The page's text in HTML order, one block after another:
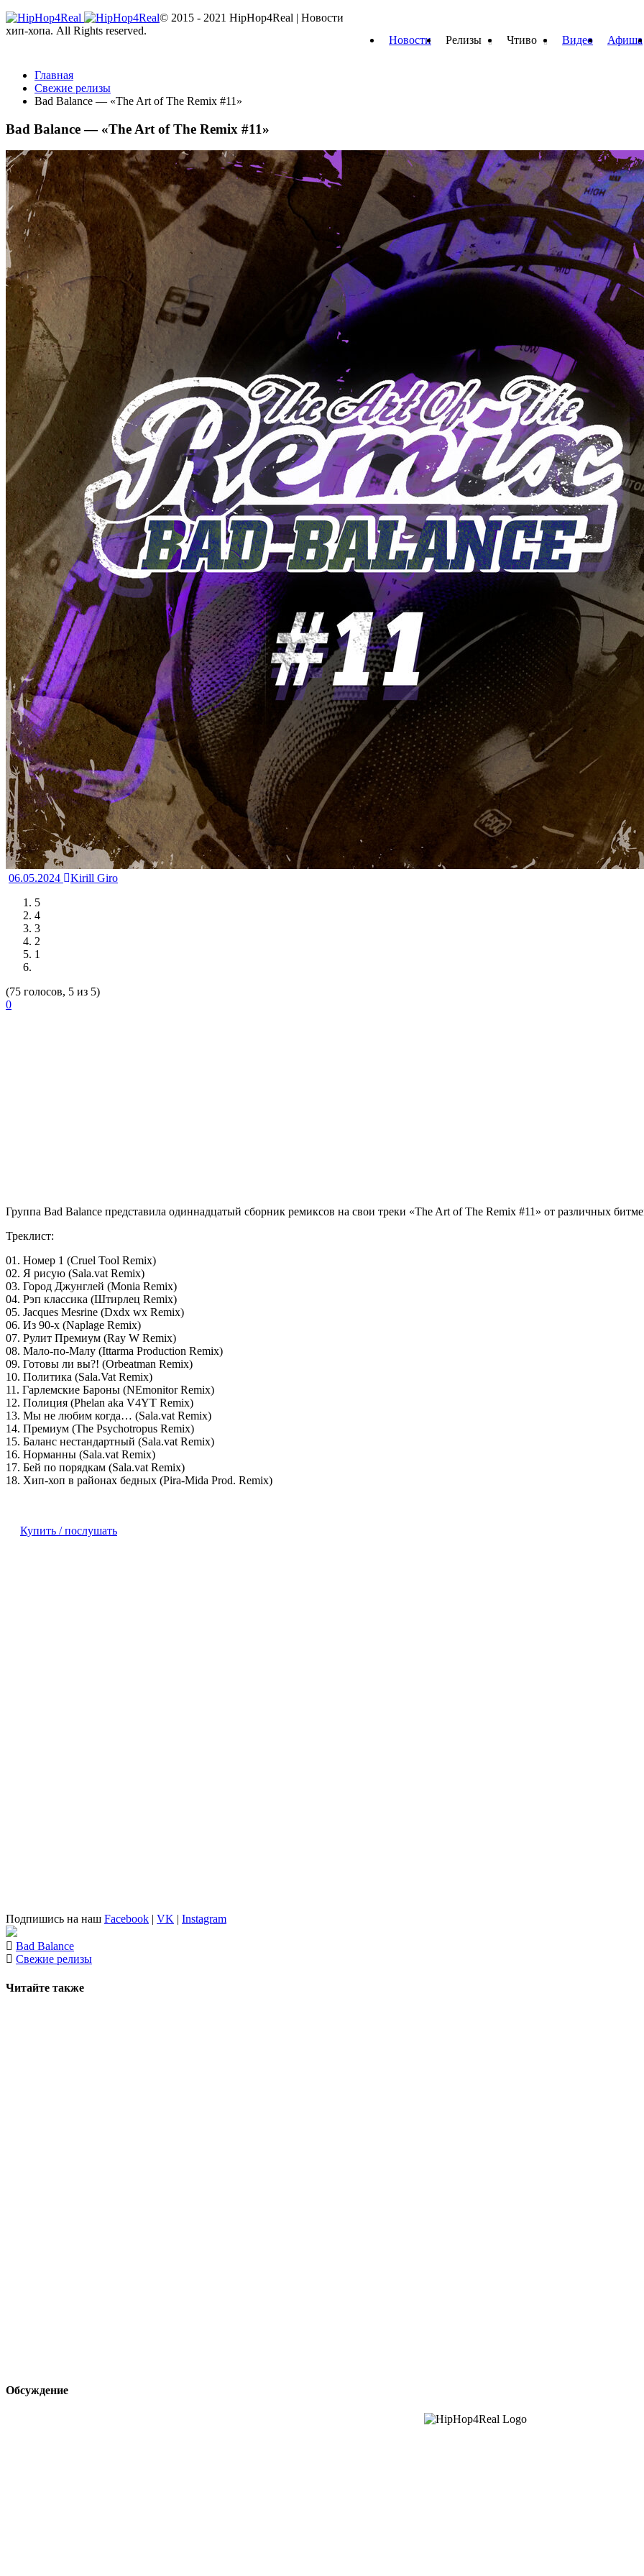
Новости Релизы Чтиво Видео Афиша
Главная
Свежие релизы
Bad Balance — «The Art of The Remix #11»
Bad Balance — «The Art of The Remix #11»
06.05.2024
Kirill Giro
5
4
3
2
1
(75 голосов, 5 из 5)
0
Группа Bad Balance представила одиннадцатый сборник ремиксов на свои треки «The Art of The Remix #11» от различных
Треклист:
01. Номер 1 (Cruel Tool Remix)
02. Я рисую (Sala.vat Remix)
03. Город Джунглей (Monia Remix)
04. Рэп классика (Штирлец Remix)
05. Jacques Mesrine (Dxdx wx Remix)
06. Из 90-х (Naplage Remix)
07. Рулит Премиум (Ray W Remix)
08. Мало-по-Малу (Ittarma Production Remix)
09. Готовы ли вы?! (Orbeatman Remix)
10. Политика (Sala.Vat Remix)
11. Гарлемские Бароны (NEmonitor Remix)
12. Полиция (Phelan aka V4YT Remix)
13. Мы не любим когда… (Sala.vat Remix)
14. Премиум (The Psychotropus Remix)
15. Баланс нестандартный (Sala.vat Remix)
16. Норманны (Sala.vat Remix)
17. Бей по порядкам (Sala.vat Remix)
18. Хип-хоп в районах бедных (Pira-Mida Prod. Remix)
Купить / послушать
Подпишись на наш Facebook | VK | Instagram
Bad Balance
Свежие релизы
Читайте также
Обсуждение
© 2015 - 2021 HipHop4Real | Новости
хип-хопа. All Rights reserved.